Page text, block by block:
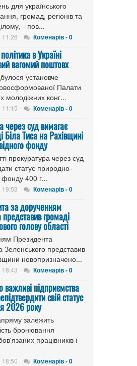
для українського
громад, регіонів та
- пов...
11:26 Коменарів - 0
в Україні
вагомий поштовх
установче
Палати
молодіжних конг...
11:15 Коменарів - 0
через суд вимагає
Біла Тиса на Рахівщині
фонду
прокуратура через суд
статус природно-
фонду 400 г...
19:53 Коменарів - 0
за дорученням
громаді
голову області
Президента
представив
новопризначено...
18:43 Коменарів - 0
важливі підприємства
свій статус
2026 року
залежить
бронювання
працівників і
18:50 Коменарів - 0